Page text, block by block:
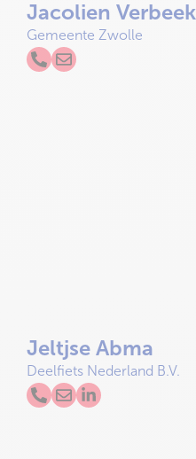
Jacolien Verbeek
Gemeente Zwolle
Jeltjse Abma
Deelfiets Nederland B.V.